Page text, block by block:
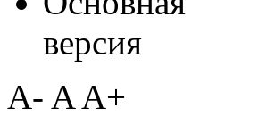
версия
A- A A+